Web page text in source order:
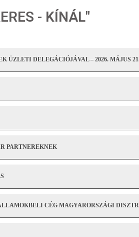
- KÍNÁL"
ÜZLETI DELEGÁCIÓJÁVAL – 2026. MÁJUS
PARTNEREKNEK
CÉG MAGYARORSZÁGI